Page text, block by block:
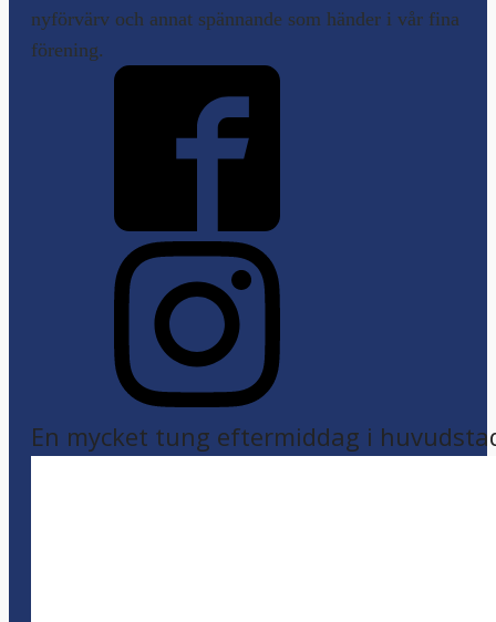
nyförvärv och annat spännande som händer i vår fina
förening.
En mycket tung eftermiddag i